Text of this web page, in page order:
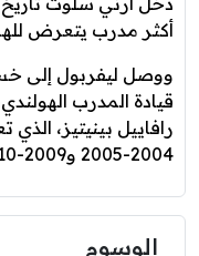
أكثر مدرب يتعرض
قيادة المدرب
2004-2005 و2009-2010.
الوسوم